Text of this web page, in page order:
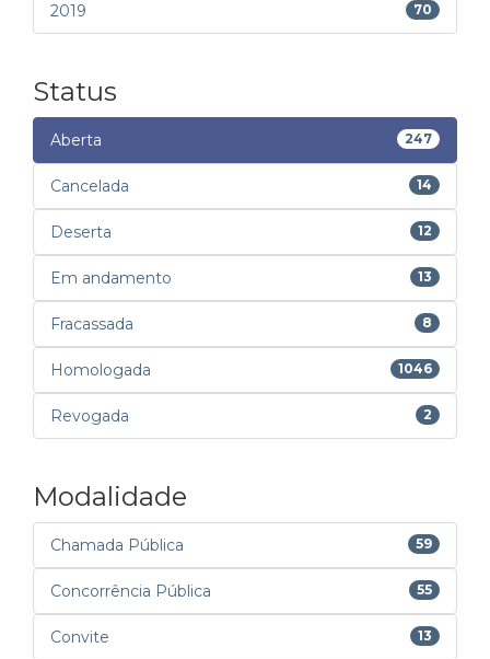
2019 70
Status
Aberta 247
Cancelada 14
Deserta 12
Em andamento 13
Fracassada 8
Homologada 1046
Revogada 2
Modalidade
Chamada Pública 59
Concorrência Pública 55
Convite 13